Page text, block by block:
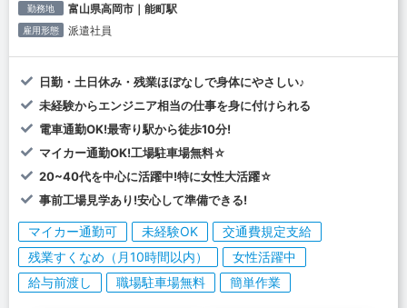
勤務地 富山県高岡市｜能町駅
雇用形態 派遣社員
日勤・土日休み・残業ほぼなしで身体にやさしい♪
未経験からエンジニア相当の仕事を身に付けられる
電車通勤OK!最寄り駅から徒歩10分!
マイカー通勤OK!工場駐車場無料☆
20~40代を中心に活躍中!特に女性大活躍☆
事前工場見学あり!安心して準備できる!
マイカー通勤可 未経験OK
交通費規定支給
残業すくなめ（月10時間以内）
女性活躍中
給与前渡し
職場駐車場無料 簡単作業